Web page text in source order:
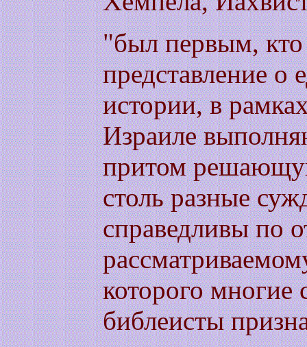
"был первым,
представление о
истории, в
Израиле
притом
столь разные
справедливы по
которого многие
библеисты